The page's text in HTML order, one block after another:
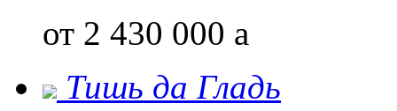
от 2 430 000 a
Тишь да Гладь